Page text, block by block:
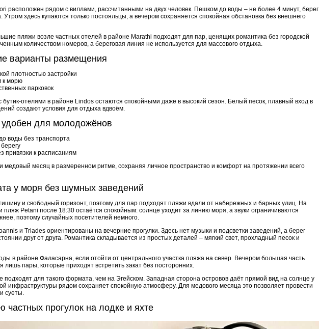
расположен рядом с виллами, рассчитанными на двух человек. Пешком до воды – не более 4 минут, берег
Утром здесь купаются только постояльцы, а вечером сохраняется спокойная обстановка без внешнего
пляжи возле частных отелей в районе Marathi подходят для пар, ценящих романтика без городской
количеством номеров, а береговая линия не используется для массового отдыха.
варианты размещения
плотностью застройки
к морю
парковок
отелями в районе Lindos остаются спокойными даже в высокий сезон. Белый песок, плавный вход в
создают условия для отдыха вдвоём.
для молодожёнов
воды без транспорта
привязки к расписаниям
медовый месяц в размеренном ритме, сохраняя личное пространство и комфорт на протяжении всего
у моря без шумных заведений
и свободный горизонт, поэтому для пар подходят пляжи вдали от набережных и барных улиц. На
Petani после 18:30 остаётся спокойным: солнце уходит за линию моря, а звуки ограничиваются
поэтому случайных посетителей немного.
и Triades ориентированы на вечерние прогулки. Здесь нет музыки и подсветки заведений, а берег
друг от друга. Романтика складывается из простых деталей – мягкий свет, прохладный песок и
в районе Фаласарна, если отойти от центрального участка пляжа на север. Вечером большая часть
пары, которые приходят встретить закат без посторонних.
для такого формата, чем на Эгейском. Западная сторона островов даёт прямой вид на солнце у
инфраструктуры рядом сохраняет спокойную атмосферу. Для медового месяца это позволяет провести
суеты.
частных прогулок на лодке и яхте